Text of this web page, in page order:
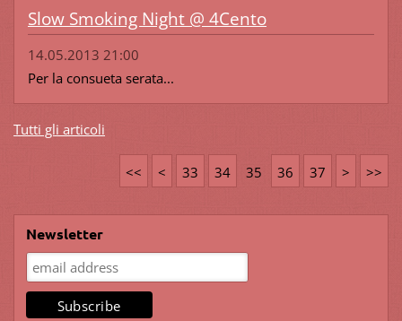
Slow Smoking Night @ 4Cento
14.05.2013 21:00
Per la consueta serata...
Tutti gli articoli
<< < 33 34 35 36 37 > >>
Newsletter